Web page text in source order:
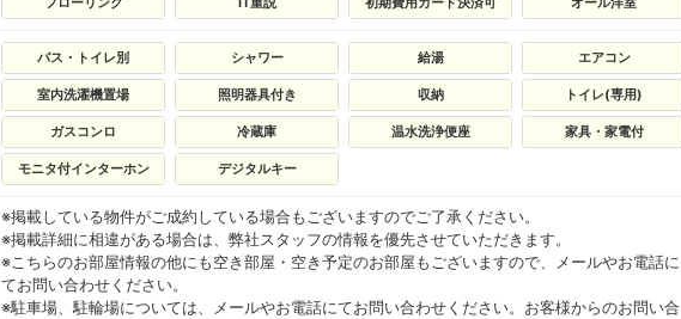
バス・トイレ別 シャワー 給湯 エアコン
室内洗濯機置場 照明器具付き 収納 トイレ(専用)
ガスコンロ 冷蔵庫 温水洗浄便座 家具・家電付
モニタ付インターホン デジタルキー
※掲載している物件がご成約している場合もございますのでご了承ください。
※掲載詳細に相違がある場合は、弊社スタッフの情報を優先させていただきます。
※こちらのお部屋情報の他にも空き部屋・空き予定のお部屋もございますので、メールやお電話に
てお問い合わせください。
※駐車場、駐輪場については、メールやお電話にてお問い合わせください。お客様からのお問い合